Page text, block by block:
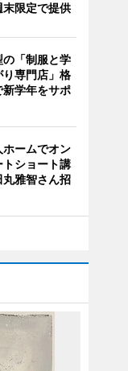
限定で提供
「制服と学
専門店」格
学年をサポ
ームでオン
ショート講
雅智さん招